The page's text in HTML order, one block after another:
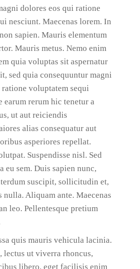
dolores eos qui ratione
nesciunt. Maecenas lorem. In
sapien. Mauris elementum
Mauris metus. Nemo enim
quia voluptas sit aspernatur
sed quia consequuntur magni
voluptatem sequi
earum rerum hic tenetur a
ut aut reiciendis
alias consequatur aut
asperiores repellat.
Suspendisse nisl. Sed
eu sem. Duis sapien nunc,
suscipit, sollicitudin et,
nulla. Aliquam ante. Maecenas
leo. Pellentesque pretium
quis mauris vehicula lacinia.
lectus ut viverra rhoncus,
libero, eget facilisis enim